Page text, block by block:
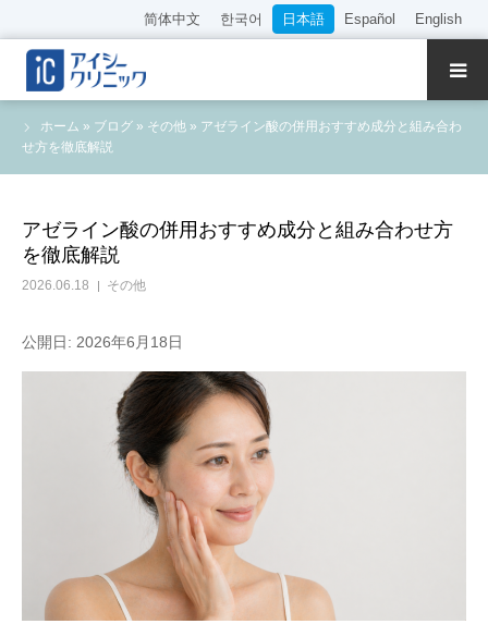
简体中文 한국어 日本語 Español English
ホーム » ブログ » その他 » アゼライン酸の併用おすすめ成分と組み合わ
せ方を徹底解説
アゼライン酸の併用おすすめ成分と組み合わせ方
を徹底解説
2026.06.18 その他
公開日: 2026年6月18日
クリニック紹介
診療内容
WEB予約
料金表
アクセス
採用情報